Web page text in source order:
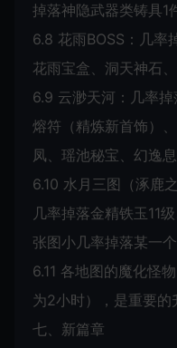
掉落神隐武器类铸具1
6.8 花雨BOSS：几率
花雨宝盒、洞天神石
6.9 云渺天河：几率
熔符（精炼新首饰）
凤、瑶池秘宝、幻逸
6.10 水月三图（涿鹿
几率掉落金精铁玉11
张图小几率掉落某一
6.11 各地图的魔化怪
为2小时），是重要的
七、新篇章